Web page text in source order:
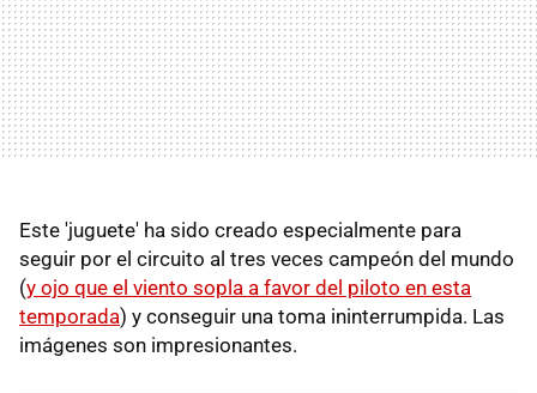
Este 'juguete' ha sido creado especialmente para
seguir por el circuito al tres veces campeón del mundo
(y ojo que el viento sopla a favor del piloto en esta
temporada) y conseguir una toma ininterrumpida. Las
imágenes son impresionantes.